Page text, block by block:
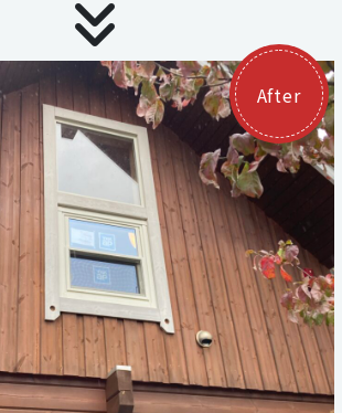
三泗エリア直通
059-324-3068
桑員エリア直通
059-315-4714
059-324-2941
電話受付：9：00〜17：00
定休日：日曜・祝日
After